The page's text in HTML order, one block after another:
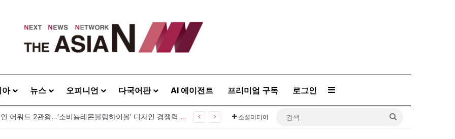
아 뉴스 오피니언 다국어판 AI 에이전트 프리미엄 구독 로그인 Sidebar
GS25, 세계 디자인 어워드 2관왕…‘소비뇽레몬블랑하이볼’ 디자인 경쟁력 인정 소셜미디어